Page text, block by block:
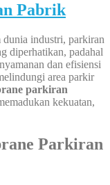
Pabrik
industri, parkiran
diperhatikan, padahal
dan efisiensi
area parkir
parkiran
kekuatan,
Parkiran